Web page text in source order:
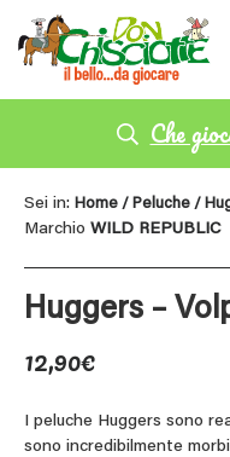
Che
Sei in: Home / Peluche /
Marchio WILD REPUBLIC
Huggers –
12,90€
I peluche Huggers sono
sono incredibilmente